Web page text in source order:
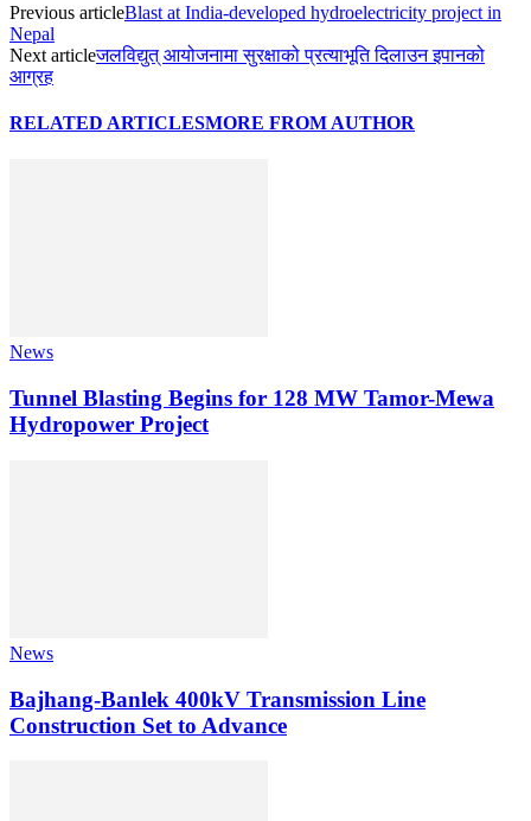
Previous articleBlast at India-developed hydroelectricity project in
Nepal
Next articleजलविद्युत् आयोजनामा सुरक्षाको प्रत्याभूति दिलाउन इपानको
आग्रह
RELATED ARTICLESMORE FROM AUTHOR
News
Tunnel Blasting Begins for 128 MW Tamor-Mewa
Hydropower Project
News
Bajhang-Banlek 400kV Transmission Line
Construction Set to Advance